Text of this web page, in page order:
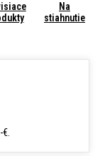
Na
stiahnutie